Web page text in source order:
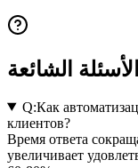
الأسئلة الشائعة
Q:Как
клиентов?
Время ответа
увеличивает